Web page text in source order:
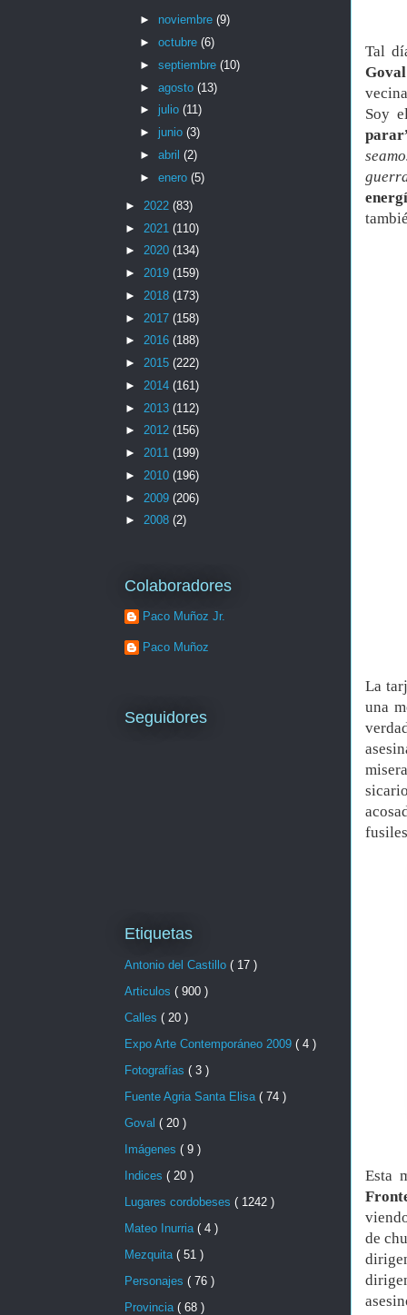
Tal
Goval
Soy
La
una
Esta
de
► noviembre (9)
► octubre (6)
► septiembre (10)
► agosto (13)
► julio (11)
► junio (3)
► abril (2)
► enero (5)
► 2022 (83)
► 2021 (110)
► 2020 (134)
► 2019 (159)
► 2018 (173)
► 2017 (158)
► 2016 (188)
► 2015 (222)
► 2014 (161)
► 2013 (112)
► 2012 (156)
► 2011 (199)
► 2010 (196)
► 2009 (206)
► 2008 (2)
Colaboradores
Paco Muñoz Jr.
Paco Muñoz
Seguidores
Etiquetas
Antonio del Castillo ( 17 )
Articulos ( 900 )
Calles ( 20 )
Expo Arte Contemporáneo 2009 ( 4 )
Fotografías ( 3 )
Fuente Agria Santa Elisa ( 74 )
Goval ( 20 )
Imágenes ( 9 )
Indices ( 20 )
Lugares cordobeses ( 1242 )
Mateo Inurria ( 4 )
Mezquita ( 51 )
Personajes ( 76 )
Provincia ( 68 )